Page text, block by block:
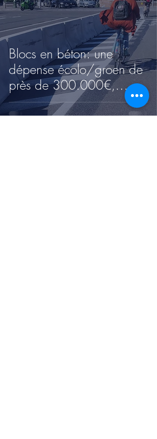
Blocs en béton: une
dépense écolo/groen de
près de 300.000€,
causant l'émission d'un
maximum de GES!